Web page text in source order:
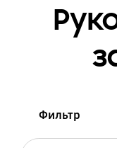
Фильтр